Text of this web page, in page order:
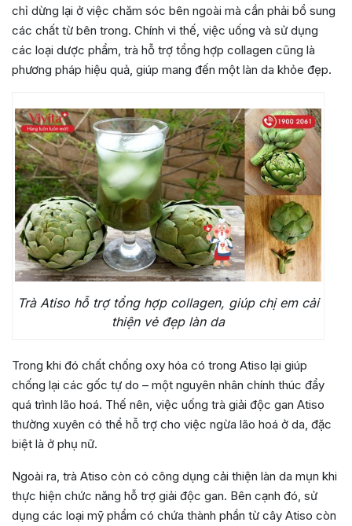
chỉ dừng lại ở việc chăm sóc bên ngoài mà cần phải bổ sung
các chất từ bên trong. Chính vì thế, việc uống và sử dụng
các loại dược phẩm, trà hỗ trợ tổng hợp collagen cũng là
phương pháp hiệu quả, giúp mang đến một làn da khỏe đẹp.
Trà Atiso hỗ trợ tổng hợp collagen, giúp chị em cải
thiện vẻ đẹp làn da
Trong khi đó chất chống oxy hóa có trong Atiso lại giúp
chống lại các gốc tự do – một nguyên nhân chính thúc đẩy
quá trình lão hoá. Thế nên, việc uống trà giải độc gan Atiso
thường xuyên có thể hỗ trợ cho việc ngừa lão hoá ở da, đặc
biệt là ở phụ nữ.
Ngoài ra, trà Atiso còn có công dụng cải thiện làn da mụn khi
thực hiện chức năng hỗ trợ giải độc gan. Bên cạnh đó, sử
dụng các loại mỹ phẩm có chứa thành phần từ cây Atiso còn